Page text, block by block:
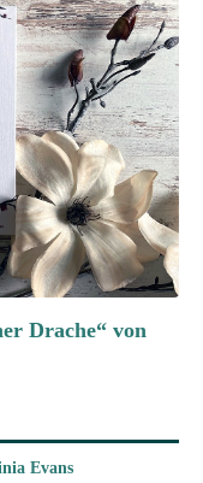
Drache“ von
Evans